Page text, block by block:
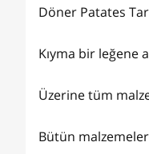
Döner Patates
Kıyma bir leğene
Üzerine tüm
Bütün